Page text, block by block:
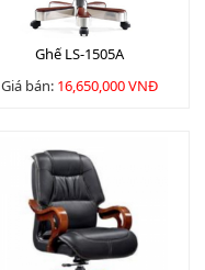
Ghế LS-1505A
Giá bán: 16,650,000 VNĐ